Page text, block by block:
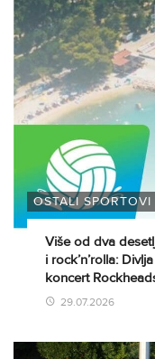
OSTALI SPORTOVI
Više od dva
i rock’n’rolla:
koncert
29.07.2026